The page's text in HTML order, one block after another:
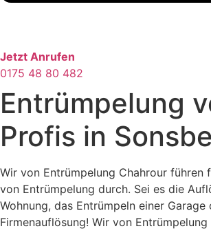
Jetzt Anrufen
0175 48 80 482
Entrümpelung
Profis in
Wir von Entrümpelung Chahrour führen
von Entrümpelung durch. Sei es die
Wohnung, das Entrümpeln einer Garage
Firmenauflösung! Wir von